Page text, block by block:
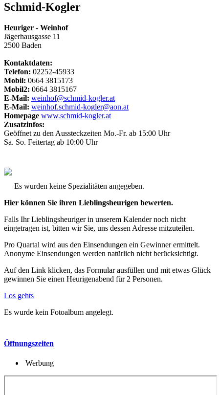
Schmid-Kogler
Heuriger - Weinhof
Jägerhausgasse 11
2500 Baden
Kontaktdaten:
Telefon: 02252-45933
Mobil: 0664 3815173
Mobil2: 0664 3815167
E-Mail: weinhof@schmid-kogler.at
E-Mail: weinhof.schmid-kogler@aon.at
Homepage www.schmid-kogler.at
Zusatzinfos:
Geöffnet zu den Aussteckzeiten Mo.-Fr. ab 15:00 Uhr
Sa. So. Feitertag ab 10:00 Uhr
Es wurden keine Spezialitäten angegeben.
Hier können Sie ihren Lieblingsheurigen bewerten.
Falls Ihr Lieblingsheuriger in unserem Kalender noch nicht
eingetragen ist, bitten wir Sie, uns dessen Adresse mitzuteilen.
Pro Quartal wird aus den Einsendungen ein Gewinner ermittelt.
Anonyme Einsendungen werden natürlich nicht berücksichtigt.
Auf den Link klicken, das Formular ausfüllen und mit etwas Glück
gewinnen Sie einen Heurigenabend für 2 Personen.
Los gehts
Es wurde kein Fotoalbum angelegt.
Öffnungszeiten
Werbung